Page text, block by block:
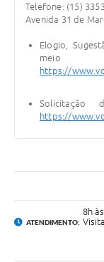
Telefone: (15)
Avenida 31 de
Elogio,
https://
Solicitação
https://
ATENDIMENTO:
8h